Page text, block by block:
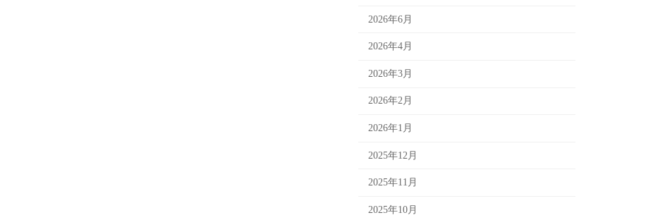
2026年6月
2026年4月
2026年3月
2026年2月
2026年1月
2025年12月
2025年11月
2025年10月